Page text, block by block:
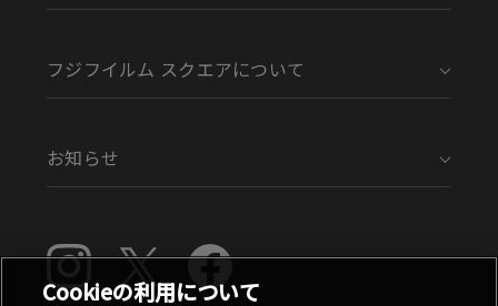
フジフイルム スクエアについて
お知らせ
Cookieの利用について